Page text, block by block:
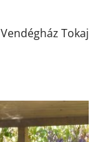
Tokaj